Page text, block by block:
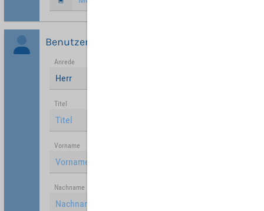
Benutzer
Anrede
Herr
Titel
Vorname
Nachname